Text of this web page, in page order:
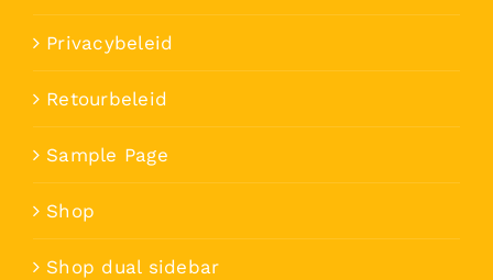
Privacybeleid
Retourbeleid
Sample Page
Shop
Shop dual sidebar